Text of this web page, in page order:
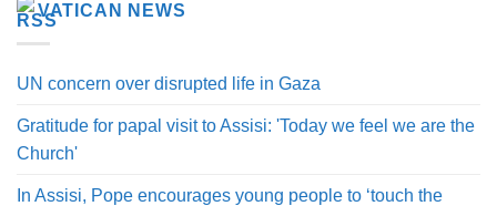
VATICAN NEWS
UN concern over disrupted life in Gaza
Gratitude for papal visit to Assisi: 'Today we feel we are the
Church'
In Assisi, Pope encourages young people to ‘touch the